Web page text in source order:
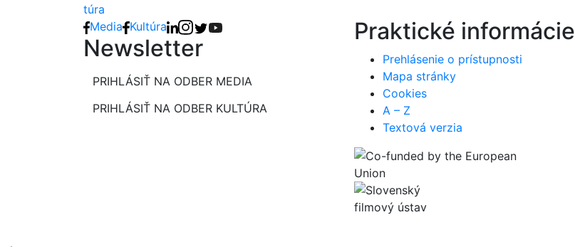
túra
Media Kultúra
Newsletter
PRIHLÁSIŤ NA ODBER MEDIA
PRIHLÁSIŤ NA ODBER KULTÚRA
Praktické informácie
Prehlásenie o prístupnosti
Mapa stránky
Cookies
A – Z
Textová verzia